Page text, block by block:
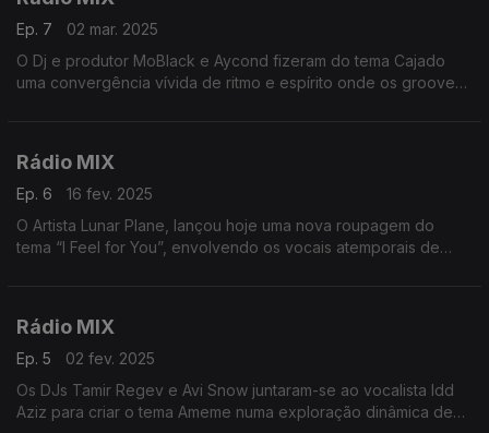
Ep. 7
02 mar. 2025
O Dj e produtor MoBlack e Aycond fizeram do tema Cajado
uma convergência vívida de ritmo e espírito onde os grooves
Rádio MIX
Ep. 6
16 fev. 2025
O Artista Lunar Plane, lançou hoje uma nova roupagem do
tema “I Feel for You”, envolvendo os vocais atemporais de
Rádio MIX
Ep. 5
02 fev. 2025
Os DJs Tamir Regev e Avi Snow juntaram-se ao vocalista Idd
Aziz para criar o tema Ameme numa exploração dinâmica de